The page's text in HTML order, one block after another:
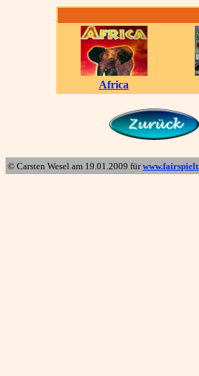
Africa
© Carsten Wesel am 19.01.2009 für